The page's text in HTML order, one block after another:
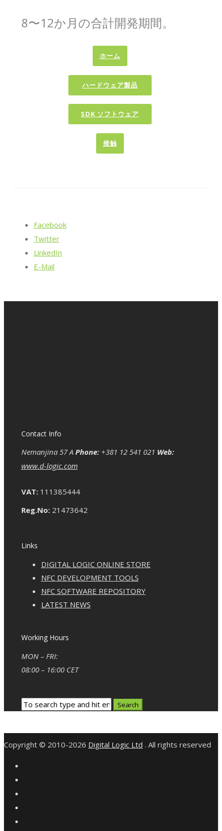
8〜12か月の合計開発期間。
ホーム
ハードウェア製品
SDK ソフトウェア
接触
Facebook
Twitter
LinkedIn
E-Mail
Contact Info
Nemanjina 57 A Phone:+381 12 541 021 Web:
www.d-logic.com
VAT:111385444
Reg.No:21473642
Links
DIGITAL LOGIC ONLINE STORE
NFC DEVELOPMENT TOOLS
NFC SOFTWARE REPOSITORY
LATEST NEWS
Working Hours
MON – FRI:
08:00 – 16:00 CET
Copyright © 2010-2026 Digital Logic Ltd . All rights reserved